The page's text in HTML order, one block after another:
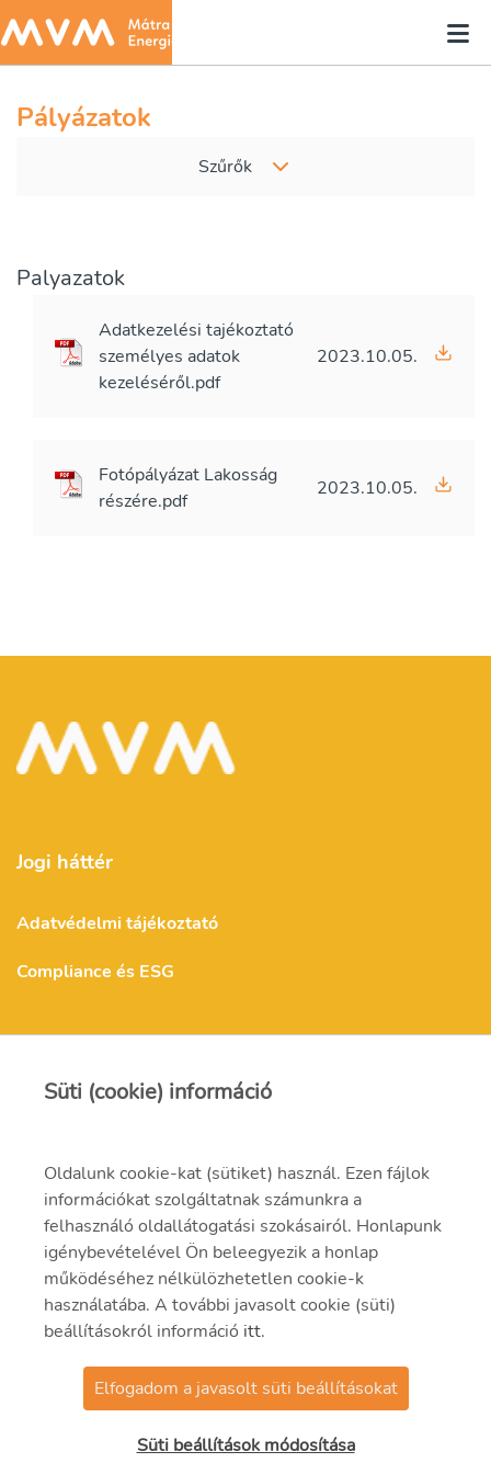
Pályázatok
Szűrők
Palyazatok
Adatkezelési tajékoztató
személyes adatok
kezeléséről.pdf
2023.10.05.
Fotópályázat Lakosság
részére.pdf
2023.10.05.
Jogi háttér
Adatvédelmi tájékoztató
Compliance és ESG
H-3271 Visonta, Erőmű utca 11.
+36 (37) 334-000
© 2021 MVM Zrt
Süti (cookie) információ
Oldalunk cookie-kat (sütiket) használ. Ezen fájlok
információkat szolgáltatnak számunkra a
felhasználó oldallátogatási szokásairól. Honlapunk
igénybevételével Ön beleegyezik a honlap
működéséhez nélkülözhetetlen cookie-k
használatába. A további javasolt cookie (süti)
beállításokról információ itt.
Elfogadom a javasolt süti beállításokat
Süti beállítások módosítása